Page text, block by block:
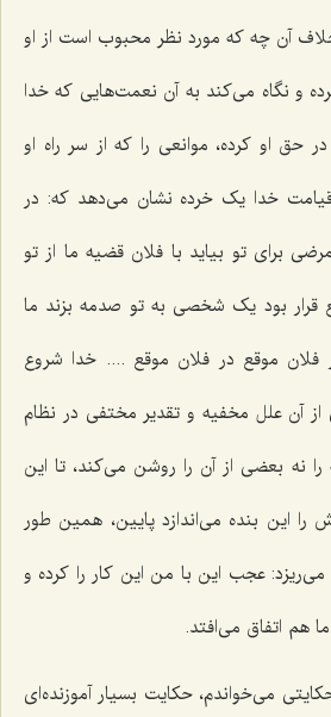
آن چه که مورد نظر محبوب است از او
و نگاه می‌کند به آن نعمت‌هایی که خدا
حق او کرده، موانعی را که از سر راه او
قیامت خدا یک خرده نشان می‌دهد که: در
برای تو بیاید با فلان قضیه ما از تو
قرار بود یک شخصی به تو صدمه بزند ما
فلان موقع در فلان موقع .... خدا شروع
آن علل مخفیه و تقدیر مختفی در نظام
نه بعضی از آن را روشن می‌کند، تا این
این بنده می‌اندازد پایین، همین طور
عجب این با من این کار را کرده و
هم اتفاق می‌افتد.
می‌خواندم، حکایت بسیار آموزنده‌ای